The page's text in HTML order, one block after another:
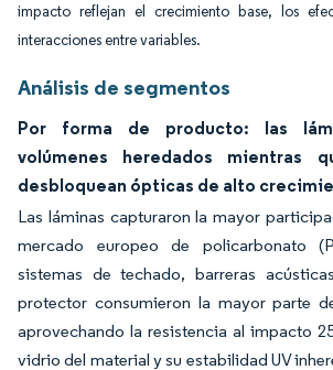
impacto reflejan el crecimiento base, los
interacciones entre variables.
Análisis de segmentos
Por forma de producto: las
volúmenes heredados mientras
desbloquean ópticas de alto
Las láminas capturaron la mayor
mercado europeo de policarbonato
sistemas de techado, barreras
protector consumieron la mayor parte
aprovechando la resistencia al impacto
vidrio del material y su estabilidad UV